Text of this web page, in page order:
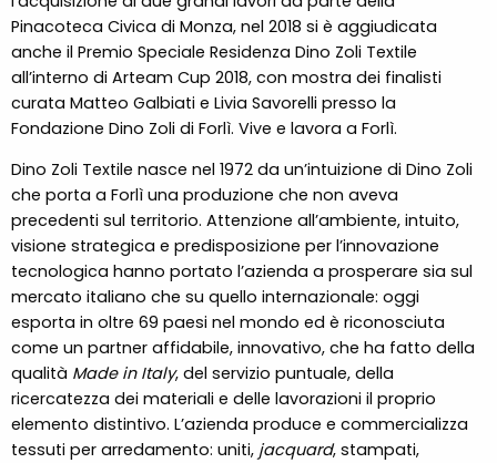
Pinacoteca Civica di Monza, nel 2018 si è aggiudicata
anche il Premio Speciale Residenza Dino Zoli Textile
all’interno di Arteam Cup 2018, con mostra dei finalisti
curata Matteo Galbiati e Livia Savorelli presso la
Fondazione Dino Zoli di Forlì. Vive e lavora a Forlì.
Dino Zoli Textile nasce nel 1972 da un’intuizione di Dino Zoli
che porta a Forlì una produzione che non aveva
precedenti sul territorio. Attenzione all’ambiente, intuito,
visione strategica e predisposizione per l’innovazione
tecnologica hanno portato l’azienda a prosperare sia sul
mercato italiano che su quello internazionale: oggi
esporta in oltre 69 paesi nel mondo ed è riconosciuta
come un partner affidabile, innovativo, che ha fatto della
qualità Made in Italy, del servizio puntuale, della
ricercatezza dei materiali e delle lavorazioni il proprio
elemento distintivo. L’azienda produce e commercializza
tessuti per arredamento: uniti, jacquard, stampati,